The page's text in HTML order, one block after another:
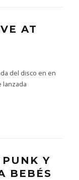
AT
del disco en en
lanzada
Y
BEBÉS